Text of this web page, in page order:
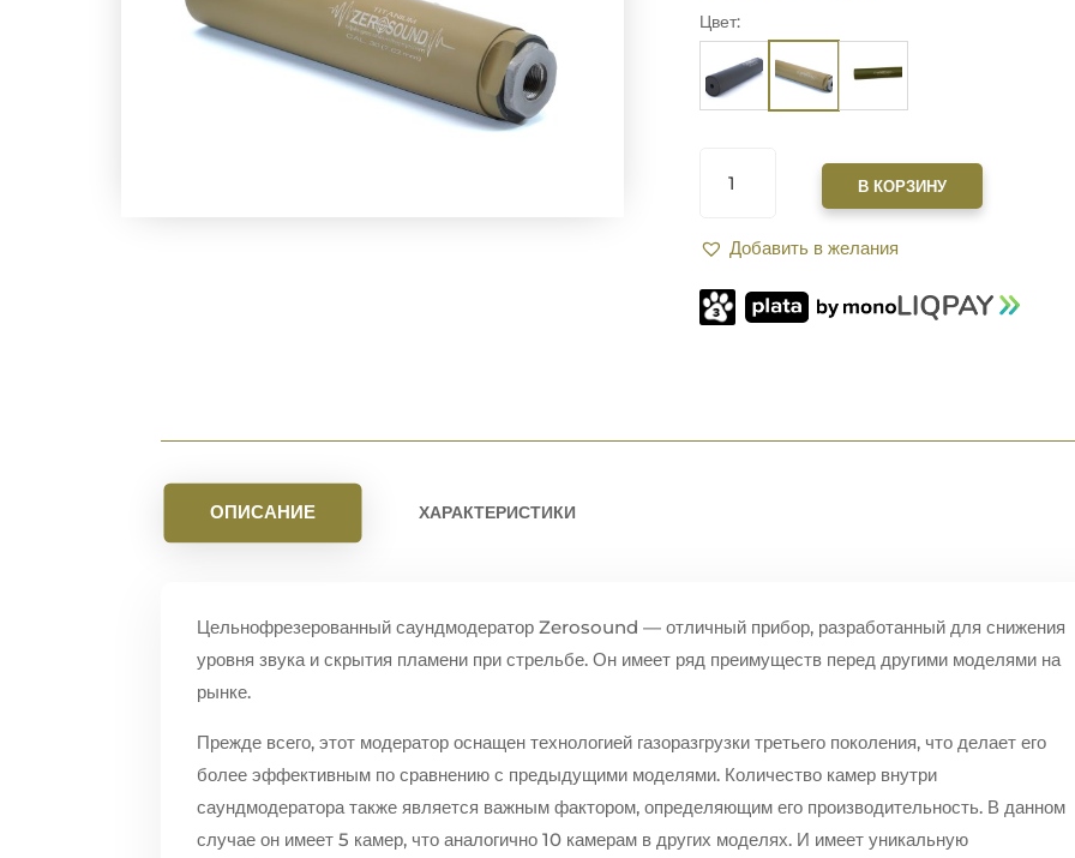
Цвет:
ТОВАРА
САУНДМОДЕРАТОР
TITAN
CAL|.308|7,62|30-
06|
В КОРЗИНУ
Добавить в желания
ОПИСАНИЕ ХАРАКТЕРИСТИКИ
Цельнофрезерованный саундмодератор Zerosound — отличный прибор, разработанный для снижения
уровня звука и скрытия пламени при стрельбе. Он имеет ряд преимуществ перед другими моделями на
рынке.
Прежде всего, этот модератор оснащен технологией газоразгрузки третьего поколения, что делает его
более эффективным по сравнению с предыдущими моделями. Количество камер внутри
саундмодератора также является важным фактором, определяющим его производительность. В данном
случае он имеет 5 камер, что аналогично 10 камерам в других моделях. И имеет уникальную